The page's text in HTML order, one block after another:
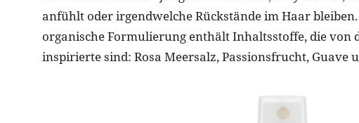
anfühlt oder irgendwelche Rückstände im Haar
organische Formulierung enthält Inhaltsstoffe, die von
inspirierte sind: Rosa Meersalz, Passionsfrucht, Guave